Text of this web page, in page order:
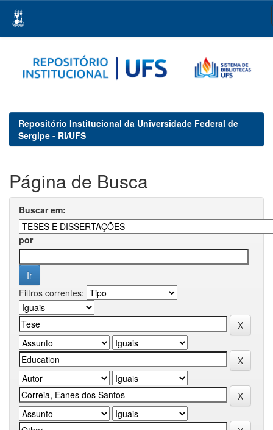
navigation
Repositório Institucional da Universidade Federal de
Sergipe - RI/UFS
Página de Busca
Buscar em:
por
Filtros correntes: